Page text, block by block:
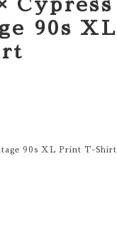
Cypress
90s XL
90s XL Print T-Shirt